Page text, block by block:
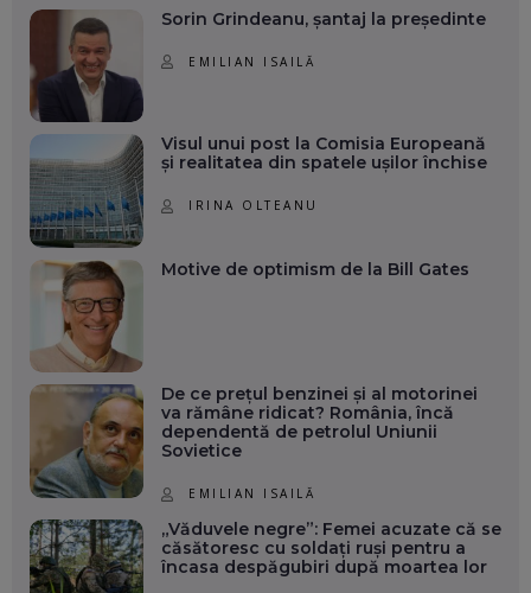
Sorin Grindeanu, șantaj la președinte
EMILIAN ISAILĂ
Visul unui post la Comisia Europeană
și realitatea din spatele ușilor închise
IRINA OLTEANU
Motive de optimism de la Bill Gates
De ce prețul benzinei și al motorinei
va rămâne ridicat? România, încă
dependentă de petrolul Uniunii
Sovietice
EMILIAN ISAILĂ
„Văduvele negre”: Femei acuzate că se
căsătoresc cu soldați ruși pentru a
încasa despăgubiri după moartea lor